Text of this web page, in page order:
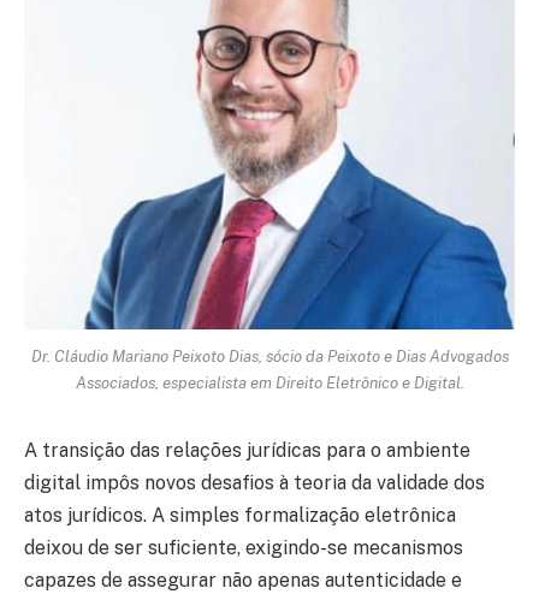
Dr. Cláudio Mariano Peixoto Dias, sócio da Peixoto e Dias Advogados
Associados, especialista em Direito Eletrônico e Digital.
A transição das relações jurídicas para o ambiente
digital impôs novos desafios à teoria da validade dos
atos jurídicos. A simples formalização eletrônica
deixou de ser suficiente, exigindo-se mecanismos
capazes de assegurar não apenas autenticidade e